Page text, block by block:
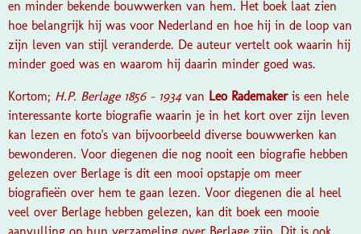
en minder bekende bouwwerken van hem. Het boek laat zien
hoe belangrijk hij was voor Nederland en hoe hij in de loop van
zijn leven van stijl veranderde. De auteur vertelt ook waarin hij
minder goed was en waarom hij daarin minder goed was.
Kortom; H.P. Berlage 1856 - 1934 van Leo Rademaker is een hele
interessante korte biografie waarin je in het kort over zijn leven
kan lezen en foto's van bijvoorbeeld diverse bouwwerken kan
bewonderen. Voor diegenen die nog nooit een biografie hebben
gelezen over Berlage is dit een mooi opstapje om meer
biografieën over hem te gaan lezen. Voor diegenen die al heel
veel over Berlage hebben gelezen, kan dit boek een mooie